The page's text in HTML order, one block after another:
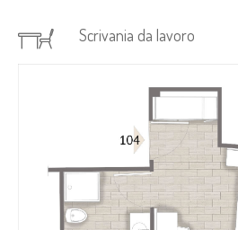
Scrivania da lavoro